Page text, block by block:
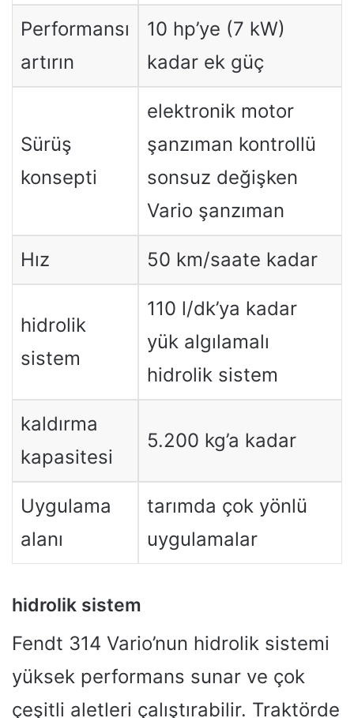
Performansı
artırın
10 hp’ye (7 kW)
kadar ek güç
Sürüş
konsepti
elektronik motor
şanzıman kontrollü
sonsuz değişken
Vario şanzıman
Hız 50 km/saate kadar
hidrolik
sistem
110 l/dk’ya kadar
yük algılamalı
hidrolik sistem
kaldırma
kapasitesi
5.200 kg’a kadar
Uygulama
alanı
tarımda çok yönlü
uygulamalar
hidrolik sistem
Fendt 314 Vario’nun hidrolik sistemi
yüksek performans sunar ve çok
çeşitli aletleri çalıştırabilir. Traktörde